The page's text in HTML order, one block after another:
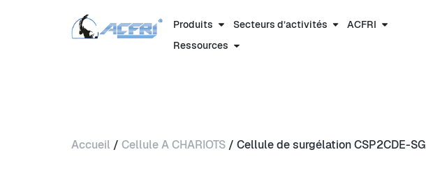
Produits Secteurs d’activités
ACFRI
Ressources
Produits Secteurs d’activités ACFRI Ressources
Accueil / Cellule A CHARIOTS / Cellule de surgélation CSP2CDE-SG